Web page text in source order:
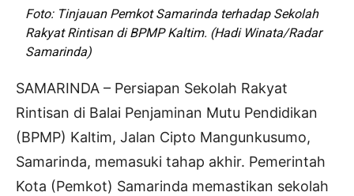
Foto: Tinjauan Pemkot Samarinda terhadap Sekolah
Rakyat Rintisan di BPMP Kaltim. (Hadi Winata/Radar
Samarinda)
SAMARINDA – Persiapan Sekolah Rakyat
Rintisan di Balai Penjaminan Mutu Pendidikan
(BPMP) Kaltim, Jalan Cipto Mangunkusumo,
Samarinda, memasuki tahap akhir. Pemerintah
Kota (Pemkot) Samarinda memastikan sekolah